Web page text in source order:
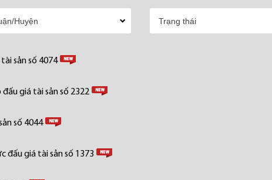
sản số 4074
giá tài sản số 2322
số 4044
đấu giá tài sản số 1373